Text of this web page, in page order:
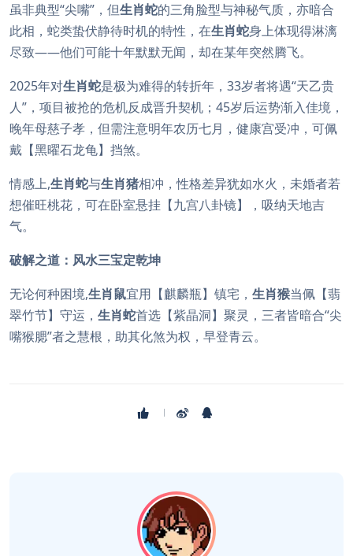
虽非典型“尖嘴”，但生肖蛇的三角脸型与神秘气质，亦暗合
此相，蛇类蛰伏静待时机的特性，在生肖蛇身上体现得淋漓
尽致——他们可能十年默默无闻，却在某年突然腾飞。
2025年对生肖蛇是极为难得的转折年，33岁者将遇“天乙贵
人”，项目被抢的危机反成晋升契机；45岁后运势渐入佳境，
晚年母慈子孝，但需注意明年农历七月，健康宫受冲，可佩
戴【黑曜石龙龟】挡煞。
情感上,生肖蛇与生肖猪相冲，性格差异犹如水火，未婚者若
想催旺桃花，可在卧室悬挂【九宫八卦镜】，吸纳天地吉
气。
破解之道：风水三宝定乾坤
无论何种困境,生肖鼠宜用【麒麟瓶】镇宅， 生肖猴当佩【翡
翠竹节】守运， 生肖蛇首选【紫晶洞】聚灵，三者皆暗合“尖
嘴猴腮”者之慧根，助其化煞为权，早登青云。